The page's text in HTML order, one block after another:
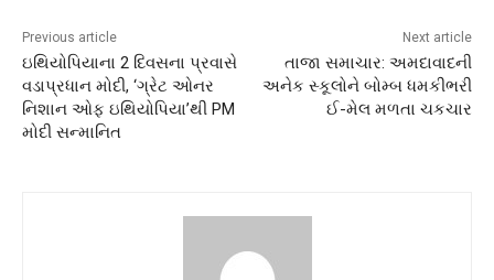
Previous article
ઇથિયોપિયાના 2 દિવસના પ્રવાસે
વડાપ્રધાન મોદી, ‘ગ્રેટ ઓનર
નિશાન ઓફ ઇથિયોપિયા’થી PM
મોદી સન્માનિત
Next article
તાજા સમાચાર: અમદાવાદની
અનેક સ્કૂલોને બોમ્બ ધમકીભરી
ઈ-મેલ મળતા ચકચાર